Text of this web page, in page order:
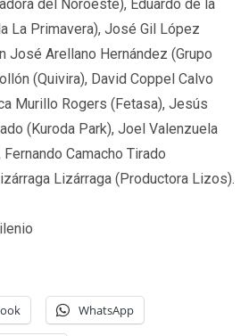
del Noroeste), Eduardo de la
La Primavera), José Gil López
José Arellano Hernández (Grupo
(Quivira), David Coppel Calvo
Murillo Rogers (Fetasa), Jesús
(Kuroda Park), Joel Valenzuela
Camacho Tirado
Lizárraga (Productora Lizos).
WhatsApp